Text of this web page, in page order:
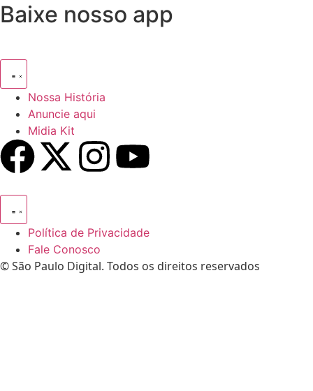
Baixe nosso app
Nossa História
Anuncie aqui
Midia Kit
Política de Privacidade
Fale Conosco
© São Paulo Digital. Todos os direitos reservados